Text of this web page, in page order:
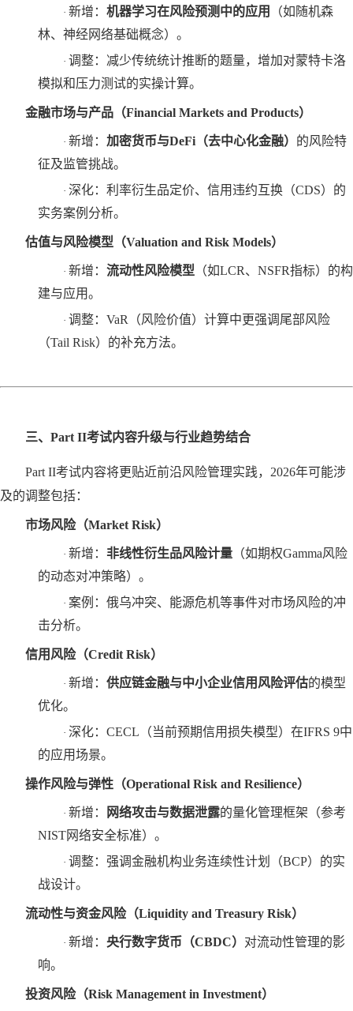
· 新增： 机器学习在风险预测中的应用
‌（如随机森
林、神经网络基础概念）。
· 调整：减少传统统计推断的题量，增加对蒙特卡洛
模拟和压力测试的实操计算。
金融市场与产品（Financial Markets and Products）
· 新增： 加密货币与DeFi（去中心化金融） ‌的风险特
征及监管挑战。
· 深化：利率衍生品定价、信用违约互换（CDS）的
实务案例分析。
估值与风险模型（Valuation and Risk Models）
· 新增： 流动性风险模型 ‌（如LCR、NSFR指标）的构
建与应用。
· 调整： VaR（风险价值）计算中更强调尾部风险
（Tail Risk）的补充方法。
三、 Part II考试内容升级与行业趋势结合
Part II考试内容将更贴近前沿风险管理实践，2026年可能涉
及的调整包括：
市场风险（Market Risk）
· 新增： 非线性衍生品风险计量 ‌（如期权Gamma风险
的动态对冲策略）。
· 案例：俄乌冲突、能源危机等事件对市场风险的冲
击分析。
信用风险（Credit Risk）
· 新增： 供应链金融与中小企业信用风险评估‌的模型
优化。
· 深化： CECL（当前预期信用损失模型）在IFRS 9中
的应用场景。
操作风险与弹性（Operational Risk and Resilience）
· 新增： 网络攻击与数据泄露‌的量化管理框架（参考
NIST网络安全标准）。
· 调整：强调金融机构业务连续性计划（BCP）的实
战设计。
流动性与资金风险（Liquidity and Treasury Risk）
· 新增： 央行数字货币（CBDC） ‌对流动性管理的影
响。
投资风险（Risk Management in Investment）